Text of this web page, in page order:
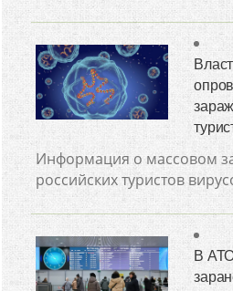
Информация о массовом
российских туристов
В